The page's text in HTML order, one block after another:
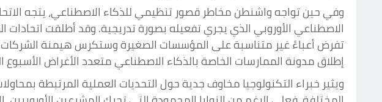
وفي حين تواجه واشنطن مخاطر قصور تنظيمي للذكاء الاصطناعي، يتجه
الاصطناعي الأوروبي الذي يجري تفعيله بصورة تدريجية. وقد أطلقت اتحادات
تفرض أعباءً غير متناسبة على المؤسسات الصغيرة وستكرس هيمنة الشركات
إطلاق مدونة الممارسات الخاصة بالذكاء الاصطناعي متعدد الأغراض الأسبوع
ويثير خبراء التكنولوجيا مخاوف جدية حول التحديات العملية المرتبطة